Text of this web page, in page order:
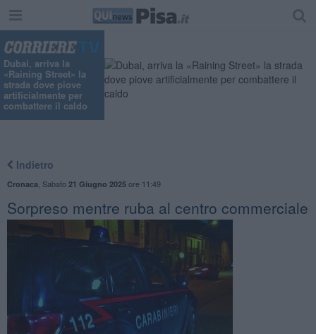
Dubai, arriva la
«Raining Street» la
strada dove piove
artificialmente per
combattere il caldo
Indietro
Cronaca Sabato 21 Giugno 2025ore 11:49
Sorpreso mentre ruba al centro commerciale